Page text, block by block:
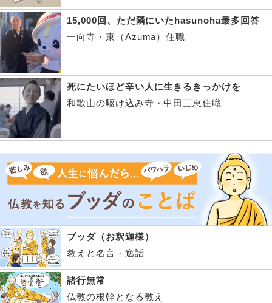
15,000回、ただ隣にいたhasunoha最多回答
一向寺・東（Azuma）住職
死にたいほど辛い人に生きるきっかけを
和歌山の駆け込み寺・中田三恵住職
ブッダ（お釈迦様）
教えと名言・逸話
諸行無常
仏教の根幹となる教え